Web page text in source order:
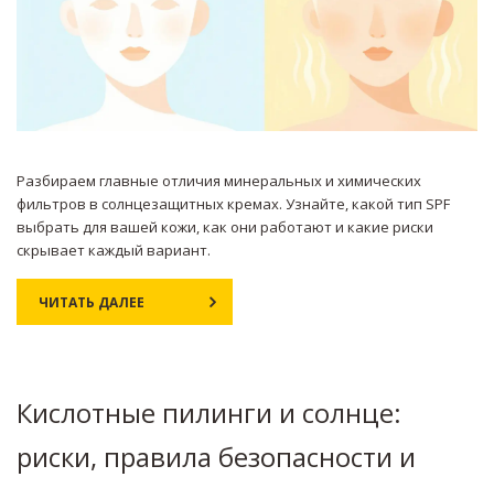
Разбираем главные отличия минеральных и химических
фильтров в солнцезащитных кремах. Узнайте, какой тип SPF
выбрать для вашей кожи, как они работают и какие риски
скрывает каждый вариант.
ЧИТАТЬ ДАЛЕЕ
Кислотные пилинги и солнце:
риски, правила безопасности и